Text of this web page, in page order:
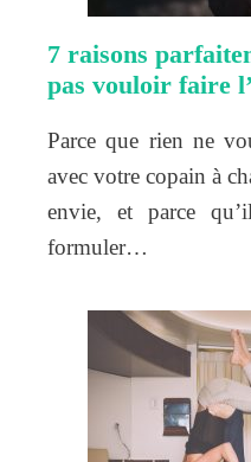
7 raisons
pas vouloir faire
Parce que rien ne
avec votre copain à
envie, et parce
formuler…